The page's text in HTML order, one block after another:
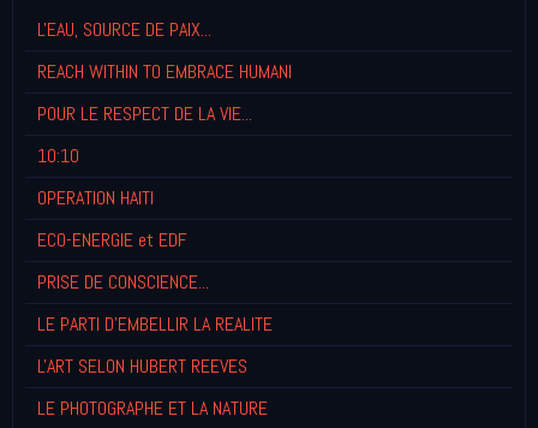
L'EAU, SOURCE DE PAIX...
REACH WITHIN TO EMBRACE HUMANI
POUR LE RESPECT DE LA VIE...
10:10
OPERATION HAITI
ECO-ENERGIE et EDF
PRISE DE CONSCIENCE...
LE PARTI D'EMBELLIR LA REALITE
L'ART SELON HUBERT REEVES
LE PHOTOGRAPHE ET LA NATURE